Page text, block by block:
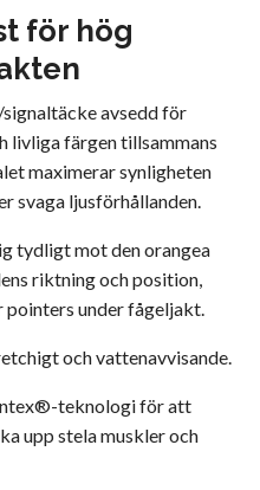
för hög
avsedd för
livliga färgen tillsammans
maximerar synligheten
svaga ljusförhållanden.
tydligt mot den orangea
riktning och position,
under fågeljakt.
och vattenavvisande.
teknologi för att
upp stela muskler och